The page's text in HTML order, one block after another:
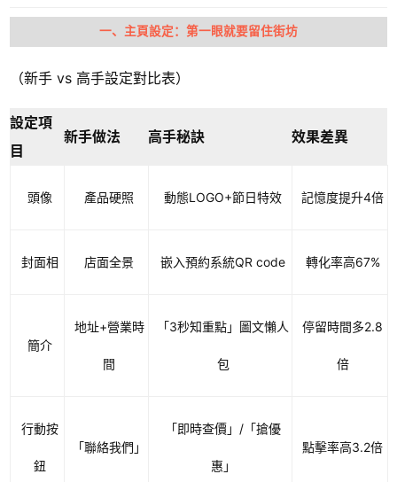
一、主頁設定：第一眼就要留住街坊
（新手 vs 高手設定對比表）
設定項
目
新手做法 高手秘訣 效果差異
頭像 產品硬照 動態LOGO+節日特效 記憶度提升4倍
封面相 店面全景 嵌入預約系統QR code 轉化率高67%
簡介
地址+營業時
間
「3秒知重點」圖文懶人
包
停留時間多2.8
倍
行動按
鈕
「聯絡我們」
「即時查價」/「搶優
惠」
點擊率高3.2倍